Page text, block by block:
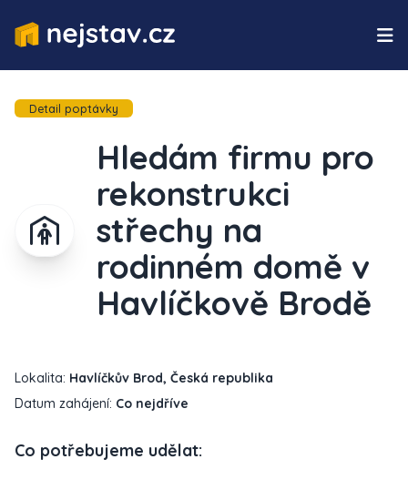
Detail poptávky
Hledám firmu pro
rekonstrukci
střechy na
rodinném domě v
Havlíčkově Brodě
Lokalita: Havlíčkův Brod, Česká republika
Datum zahájení: Co nejdříve
Co potřebujeme udělat: